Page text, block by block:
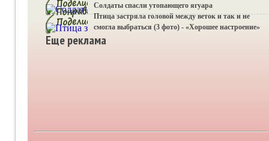
Солдаты спасли утопающего ягуара
Птица застряла головой между веток и так и не
смогла выбраться (3 фото) - «Хорошее настроение»
Еще реклама